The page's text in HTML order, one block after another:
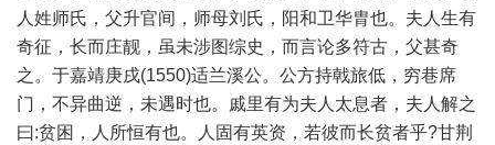
人姓师氏，父升官间，师母刘氏，阳和卫华胄也。夫人生有
奇征，长而庄靓，虽未涉图综史，而言论多符古，父甚奇
之。于嘉靖庚戌(1550)适兰溪公。公方持戟旅低，穷巷席
门，不异曲逆，未遇时也。戚里有为夫人太息者，夫人解之
曰:贫困，人所恒有也。人固有英资，若彼而长贫者乎?甘荆